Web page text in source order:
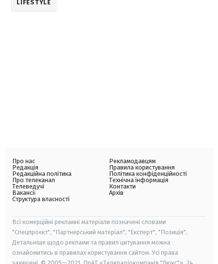
LIFESTYLE
Про нас
Редакція
Редакційна політика
Про телеканал
Телеведучі
Вакансії
Структура власності
Рекламодавцям
Правила користування
Політика конфіденційності
Технічна інформація
Контакти
Архів
Всі комерційні рекламні матеріали позначені словами
"Спецпроєкт", "Партнерський матеріал", "Експерт", "Позиція".
Детальніше щодо реклами та правил цитування можна
ознайомитись в правилах користування сайтом. Усі права